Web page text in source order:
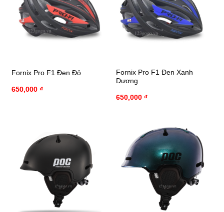
Fornix Pro F1 Đen Đỏ
650,000 ₫
Fornix Pro F1 Đen Xanh
Dương
650,000 ₫